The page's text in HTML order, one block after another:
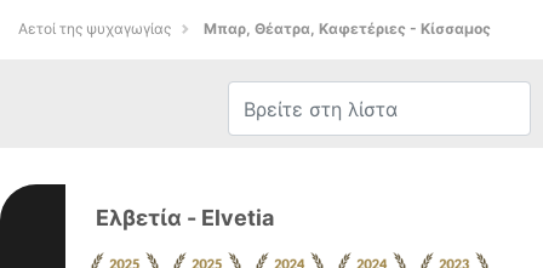
Αετοί της ψυχαγωγίας Μπαρ, Θέατρα, Καφετέριες - Κίσσαμος
Ελβετία - Elvetia